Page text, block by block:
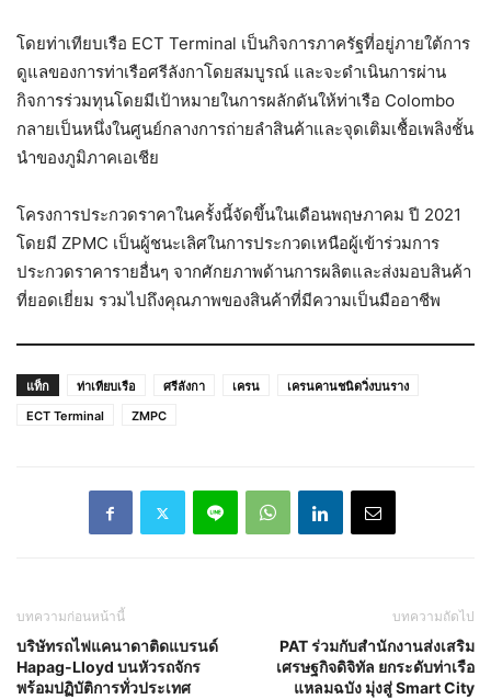
โดยท่าเทียบเรือ ECT Terminal เป็นกิจการภาครัฐที่อยู่ภายใต้การ
ดูแลของการท่าเรือศรีลังกาโดยสมบูรณ์ และจะดำเนินการผ่าน
กิจการร่วมทุนโดยมีเป้าหมายในการผลักดันให้ท่าเรือ Colombo
กลายเป็นหนึ่งในศูนย์กลางการถ่ายลำสินค้าและจุดเติมเชื้อเพลิงชั้น
นำของภูมิภาคเอเชีย
โครงการประกวดราคาในครั้งนี้จัดขึ้นในเดือนพฤษภาคม ปี 2021
โดยมี ZPMC เป็นผู้ชนะเลิศในการประกวดเหนือผู้เข้าร่วมการ
ประกวดราคารายอื่นๆ จากศักยภาพด้านการผลิตและส่งมอบสินค้า
ที่ยอดเยี่ยม รวมไปถึงคุณภาพของสินค้าที่มีความเป็นมืออาชีพ
แท็ก ท่าเทียบเรือ ศรีลังกา เครน
เครนคานชนิดวิ่งบนราง
ECT Terminal
ZMPC
บทความก่อนหน้านี้
บริษัทรถไฟแคนาดาติดแบรนด์
Hapag-Lloyd บนหัวรถจักร
พร้อมปฏิบัติการทั่วประเทศ
บทความถัดไป
PAT ร่วมกับสำนักงานส่งเสริม
เศรษฐกิจดิจิทัล ยกระดับท่าเรือ
แหลมฉบัง มุ่งสู่ Smart City